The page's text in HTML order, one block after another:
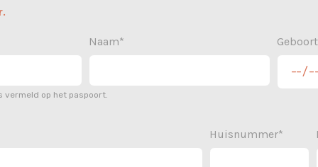
Naam*
vermeld op het paspoort.
Huisnummer*